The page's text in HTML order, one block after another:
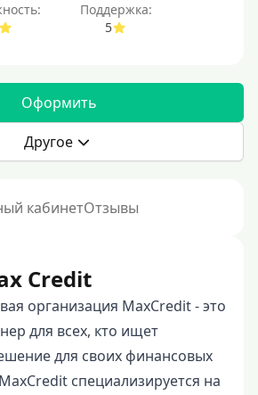
Поддержка:
5
Оформить
Другое
кабинетОтзывы
Credit
организация MaxCredit - это
для всех, кто ищет
для своих финансовых
специализируется на